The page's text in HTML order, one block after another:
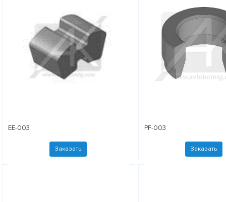
EE-003
Заказать
PF-003
Заказать